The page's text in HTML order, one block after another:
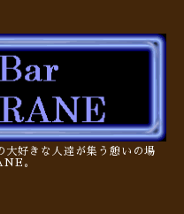
好きな人達が集う憩いの場
。